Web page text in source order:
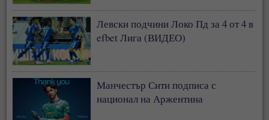
Левски подчини Локо Пд за 4 от 4 в
efbet Лига (ВИДЕО)
Манчестър Сити подписа с
национал на Аржентина